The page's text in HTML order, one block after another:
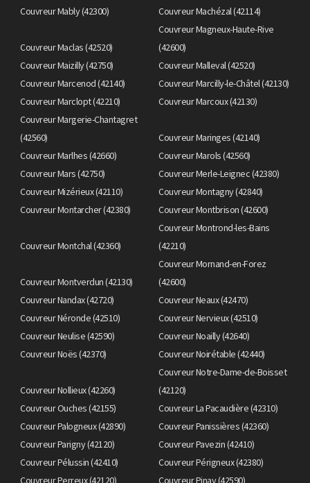
Couvreur Mably (42300)
Couvreur Machézal (42114)
Couvreur Maclas (42520)
Couvreur Magneux-Haute-Rive
(42600)
Couvreur Maizilly (42750)
Couvreur Malleval (42520)
Couvreur Marcenod (42140)
Couvreur Marcilly-le-Châtel (42130)
Couvreur Marclopt (42210)
Couvreur Marcoux (42130)
Couvreur Margerie-Chantagret
(42560)
Couvreur Maringes (42140)
Couvreur Marlhes (42660)
Couvreur Marols (42560)
Couvreur Mars (42750)
Couvreur Merle-Leignec (42380)
Couvreur Mizérieux (42110)
Couvreur Montagny (42840)
Couvreur Montarcher (42380)
Couvreur Montbrison (42600)
Couvreur Montchal (42360)
Couvreur Montrond-les-Bains
(42210)
Couvreur Montverdun (42130)
Couvreur Mornand-en-Forez
(42600)
Couvreur Nandax (42720)
Couvreur Neaux (42470)
Couvreur Néronde (42510)
Couvreur Nervieux (42510)
Couvreur Neulise (42590)
Couvreur Noailly (42640)
Couvreur Noës (42370)
Couvreur Noirétable (42440)
Couvreur Nollieux (42260)
Couvreur Notre-Dame-de-Boisset
(42120)
Couvreur Ouches (42155)
Couvreur La Pacaudière (42310)
Couvreur Palogneux (42890)
Couvreur Panissières (42360)
Couvreur Parigny (42120)
Couvreur Pavezin (42410)
Couvreur Pélussin (42410)
Couvreur Périgneux (42380)
Couvreur Perreux (42120)
Couvreur Pinay (42590)